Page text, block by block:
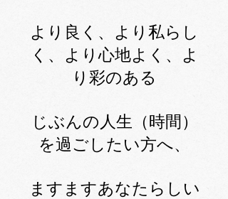
より良く、より私らし
く、より心地よく、よ
り彩のある
じぶんの人生（時間）
を過ごしたい方へ、
ますますあなたらしい